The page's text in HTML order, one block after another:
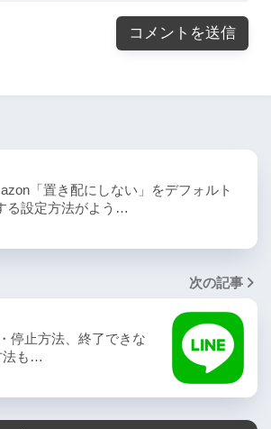
「置き配にしない」をデフォルト
る設定方法がよう…
次の記事
停止方法、終了できな
法も…